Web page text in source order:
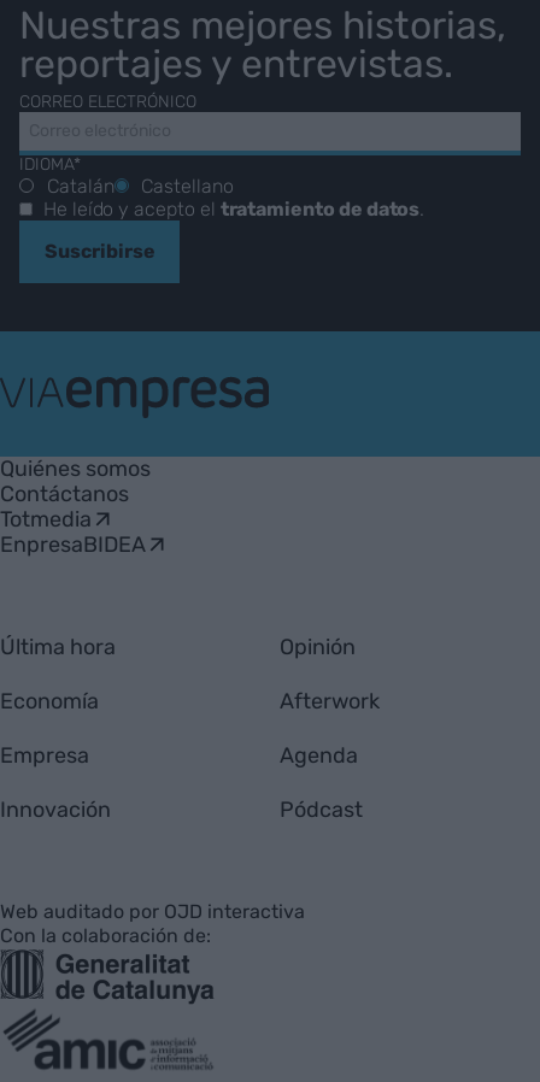
Nuestras mejores historias,
reportajes y entrevistas.
CORREO ELECTRÓNICO
IDIOMA*
Catalán
Castellano
He leído y acepto el tratamiento de datos.
Suscribirse
Empresa
Quiénes somos
Contáctanos
Totmedia
EnpresaBIDEA
Última hora
Economía
Empresa
Innovación
Opinión
Afterwork
Agenda
Pódcast
Web auditado por OJD interactiva
Con la colaboración de: